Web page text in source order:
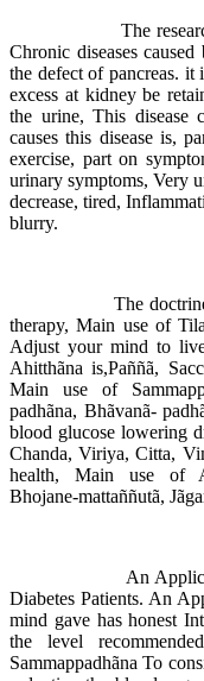
The research
Chronic diseases
the defect of pancreas. it
excess at kidney be
the urine, This disease
causes this disease is,
exercise, part on
urinary symptoms, Very
decrease, tired,
blurry.
The doctrine in
therapy, Main use of
Adjust your mind to
Ahitthãna is,Paññã,
Main use of
padhãna, Bhãvanã-
blood glucose lowering
Chanda, Viriya, Citta,
health, Main use of
Bhojane-mattaññutã,
An Application to
Diabetes Patients. An
mind gave has honest
the level
Sammappadhãna To